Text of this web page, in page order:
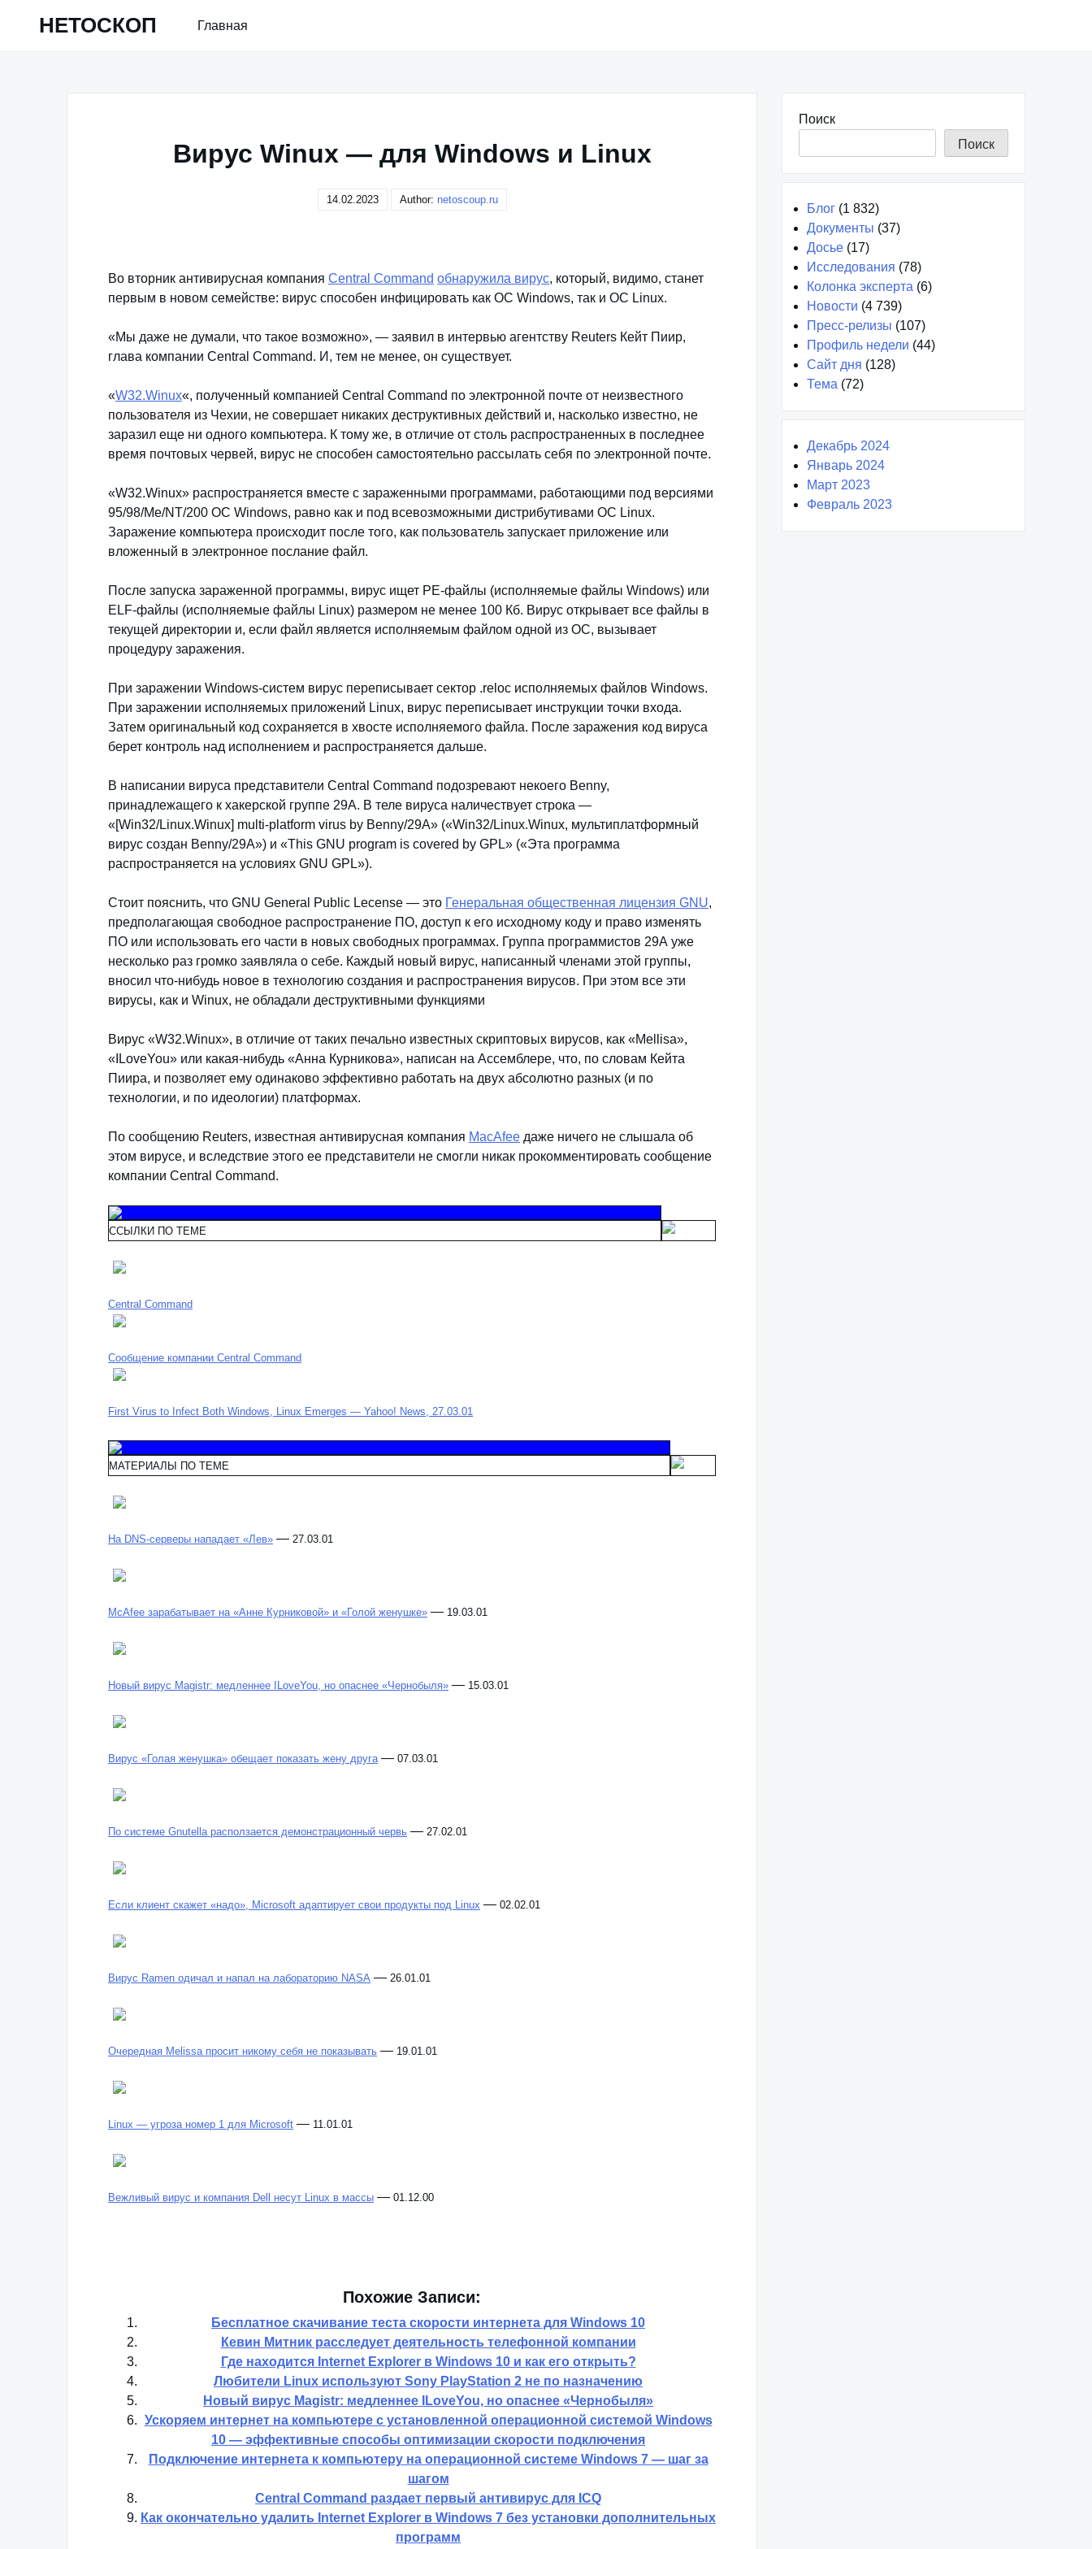
НЕТОСКОП Главная
Вирус Winux — для Windows и Linux
14.02.2023 Author: netoscoup.ru
Во вторник антивирусная компания Central Command обнаружила вирус, который, видимо, станет
первым в новом семействе: вирус способен инфицировать как ОС Windows, так и ОС Linux.
«Мы даже не думали, что такое возможно», — заявил в интервью агентству Reuters Кейт Пиир,
глава компании Central Command. И, тем не менее, он существует.
«W32.Winux«, полученный компанией Central Command по электронной почте от неизвестного
пользователя из Чехии, не совершает никаких деструктивных действий и, насколько известно, не
заразил еще ни одного компьютера. К тому же, в отличие от столь распространенных в последнее
время почтовых червей, вирус не способен самостоятельно рассылать себя по электронной почте.
«W32.Winux» распространяется вместе с зараженными программами, работающими под версиями
95/98/Me/NT/200 OC Windows, равно как и под всевозможными дистрибутивами OC Linux.
Заражение компьютера происходит после того, как пользователь запускает приложение или
вложенный в электронное послание файл.
После запуска зараженной программы, вирус ищет PE-файлы (исполняемые файлы Windows) или
ELF-файлы (исполняемые файлы Linux) размером не менее 100 Кб. Вирус открывает все файлы в
текущей директории и, если файл является исполняемым файлом одной из ОС, вызывает
процедуру заражения.
При заражении Windows-систем вирус переписывает сектор .reloc исполняемых файлов Windows.
При заражении исполняемых приложений Linux, вирус переписывает инструкции точки входа.
Затем оригинальный код сохраняется в хвосте исполняемого файла. После заражения код вируса
берет контроль над исполнением и распространяется дальше.
В написании вируса представители Central Command подозревают некоего Benny,
принадлежащего к хакерской группе 29А. В теле вируса наличествует строка —
«[Win32/Linux.Winux] multi-platform virus by Benny/29A» («Win32/Linux.Winux, мультиплатформный
вирус создан Benny/29A») и «This GNU program is covered by GPL» («Эта программа
распространяется на условиях GNU GPL»).
Стоит пояснить, что GNU General Public Lecense — это Генеральная общественная лицензия GNU,
предполагающая свободное распространение ПО, доступ к его исходному коду и право изменять
ПО или использовать его части в новых свободных программах. Группа программистов 29А уже
несколько раз громко заявляла о себе. Каждый новый вирус, написанный членами этой группы,
вносил что-нибудь новое в технологию создания и распространения вирусов. При этом все эти
вирусы, как и Winux, не обладали деструктивными функциями
Вирус «W32.Winux», в отличие от таких печально известных скриптовых вирусов, как «Mellisa»,
«ILoveYou» или какая-нибудь «Анна Курникова», написан на Ассемблере, что, по словам Кейта
Пиира, и позволяет ему одинаково эффективно работать на двух абсолютно разных (и по
технологии, и по идеологии) платформах.
По сообщению Reuters, известная антивирусная компания MacAfee даже ничего не слышала об
этом вирусе, и вследствие этого ее представители не смогли никак прокомментировать сообщение
компании Central Command.
ССЫЛКИ ПО ТЕМЕ
Central Command
Сообщение компании Central Command
First Virus to Infect Both Windows, Linux Emerges — Yahoo! News, 27.03.01
МАТЕРИАЛЫ ПО ТЕМЕ
На DNS-серверы нападает «Лев» — 27.03.01
McAfee зарабатывает на «Анне Курниковой» и «Голой женушке» — 19.03.01
Новый вирус Magistr: медленнее ILoveYou, но опаснее «Чернобыля» — 15.03.01
Вирус «Голая женушка» обещает показать жену друга — 07.03.01
По системе Gnutella расползается демонстрационный червь — 27.02.01
Если клиент скажет «надо», Microsoft адаптирует свои продукты под Linux — 02.02.01
Вирус Ramen одичал и напал на лабораторию NASA — 26.01.01
Очередная Melissa просит никому себя не показывать — 19.01.01
Linux — угроза номер 1 для Microsoft — 11.01.01
Вежливый вирус и компания Dell несут Linux в массы — 01.12.00
Похожие Записи:
Бесплатное скачивание теста скорости интернета для Windows 10
Кевин Митник расследует деятельность телефонной компании
Где находится Internet Explorer в Windows 10 и как его открыть?
Любители Linux используют Sony PlayStation 2 не по назначению
Новый вирус Magistr: медленнее ILoveYou, но опаснее «Чернобыля»
Ускоряем интернет на компьютере с установленной операционной системой Windows
10 — эффективные способы оптимизации скорости подключения
Подключение интернета к компьютеру на операционной системе Windows 7 — шаг за
шагом
Central Command раздает первый антивирус для ICQ
Как окончательно удалить Internet Explorer в Windows 7 без установки дополнительных
программ
Поиск
Поиск
Блог (1 832)
Документы (37)
Досье (17)
Исследования (78)
Колонка эксперта (6)
Новости (4 739)
Пресс-релизы (107)
Профиль недели (44)
Сайт дня (128)
Тема (72)
Декабрь 2024
Январь 2024
Март 2023
Февраль 2023